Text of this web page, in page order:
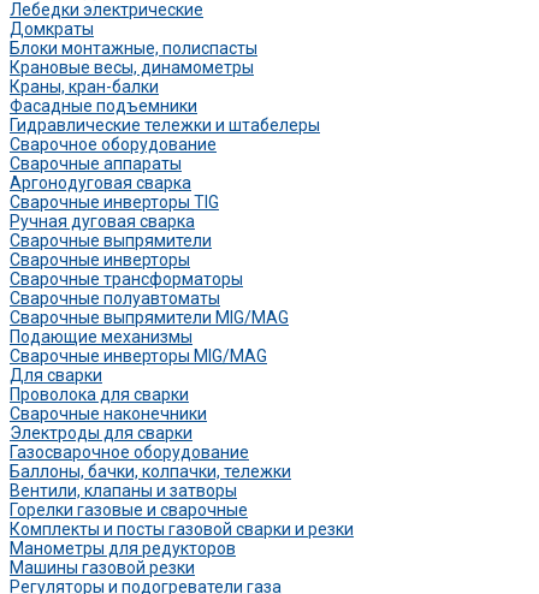
Лебедки электрические
Домкраты
Блоки монтажные, полиспасты
Крановые весы, динамометры
Краны, кран-балки
Фасадные подъемники
Гидравлические тележки и штабелеры
Сварочное оборудование
Сварочные аппараты
Аргонодуговая сварка
Сварочные инверторы TIG
Ручная дуговая сварка
Сварочные выпрямители
Сварочные инверторы
Сварочные трансформаторы
Сварочные полуавтоматы
Сварочные выпрямители MIG/MAG
Подающие механизмы
Сварочные инверторы MIG/MAG
Для сварки
Проволока для сварки
Сварочные наконечники
Электроды для сварки
Газосварочное оборудование
Баллоны, бачки, колпачки, тележки
Вентили, клапаны и затворы
Горелки газовые и сварочные
Комплекты и посты газовой сварки и резки
Манометры для редукторов
Машины газовой резки
Регуляторы и подогреватели газа